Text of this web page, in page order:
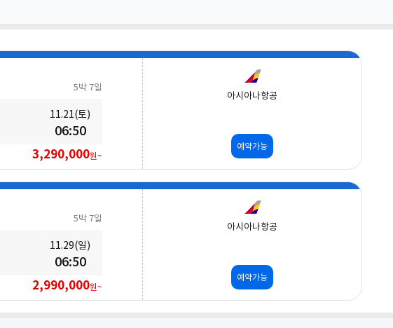
5박 7일
11.21(토)
06:50
3,290,000원~
아시아나항공
예약가능
5박 7일
11.29(일)
06:50
2,990,000원~
아시아나항공
예약가능